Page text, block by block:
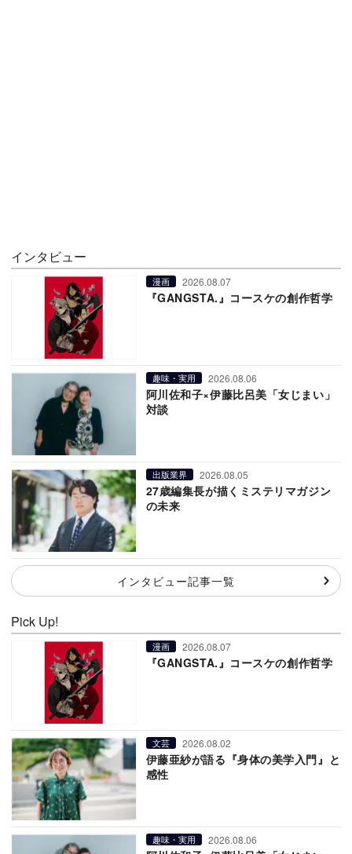
インタビュー
漫画 2026.08.07
『GANGSTA.』コースケの創作哲学
趣味・実用 2026.08.06
阿川佐和子×伊藤比呂美「女じまい」
対談
出版業界 2026.08.05
27歳編集長が描くミステリマガジン
の未来
インタビュー記事一覧
Pick Up!
漫画 2026.08.07
『GANGSTA.』コースケの創作哲学
文芸 2026.08.02
伊藤亜紗が語る『身体の美学入門』と
感性
趣味・実用 2026.08.06